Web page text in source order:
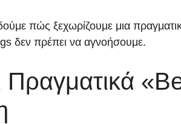
πώς ξεχωρίζουμε μια
δεν πρέπει να αγνοήσουμε.
Πραγματικά